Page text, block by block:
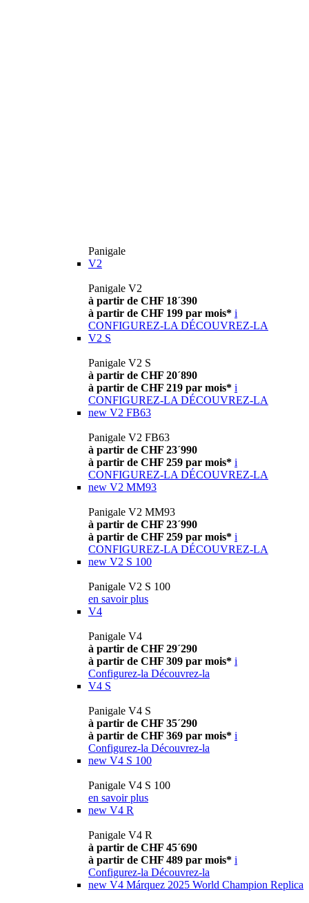
Panigale
V2
Panigale V2
à partir de CHF 18´390
à partir de CHF 199 par mois* i
CONFIGUREZ-LA DÉCOUVREZ-LA
V2 S
Panigale V2 S
à partir de CHF 20´890
à partir de CHF 219 par mois* i
CONFIGUREZ-LA DÉCOUVREZ-LA
new V2 FB63
Panigale V2 FB63
à partir de CHF 23´990
à partir de CHF 259 par mois* i
CONFIGUREZ-LA DÉCOUVREZ-LA
new V2 MM93
Panigale V2 MM93
à partir de CHF 23´990
à partir de CHF 259 par mois* i
CONFIGUREZ-LA DÉCOUVREZ-LA
new V2 S 100
Panigale V2 S 100
en savoir plus
V4
Panigale V4
à partir de CHF 29´290
à partir de CHF 309 par mois* i
Configurez-la Découvrez-la
V4 S
Panigale V4 S
à partir de CHF 35´290
à partir de CHF 369 par mois* i
Configurez-la Découvrez-la
new V4 S 100
Panigale V4 S 100
en savoir plus
new V4 R
Panigale V4 R
à partir de CHF 45´690
à partir de CHF 489 par mois* i
Configurez-la Découvrez-la
new V4 Márquez 2025 World Champion Replica